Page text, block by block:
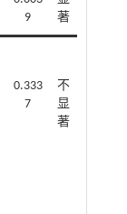
9
著
0.333
7
不
显
著